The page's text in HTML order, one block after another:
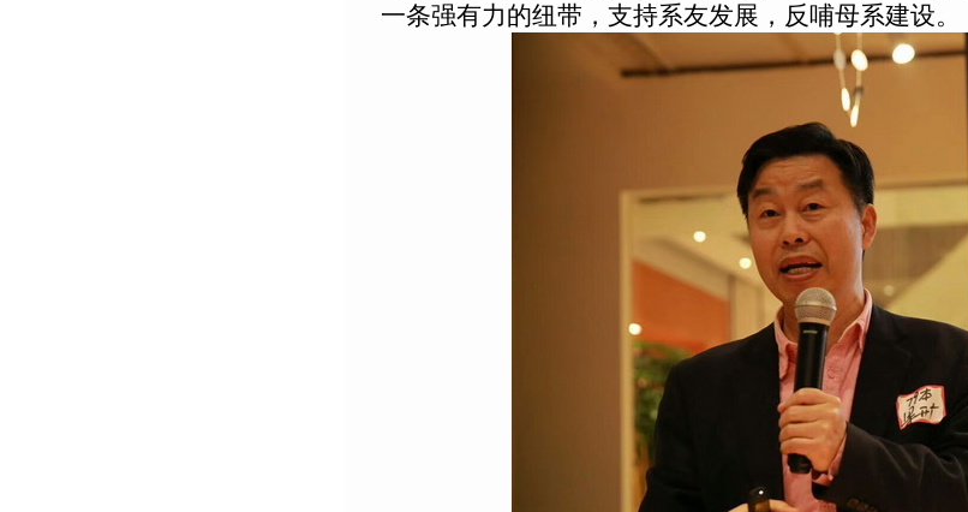
一条强有力的纽带，支持系友发展，反哺母系建设。